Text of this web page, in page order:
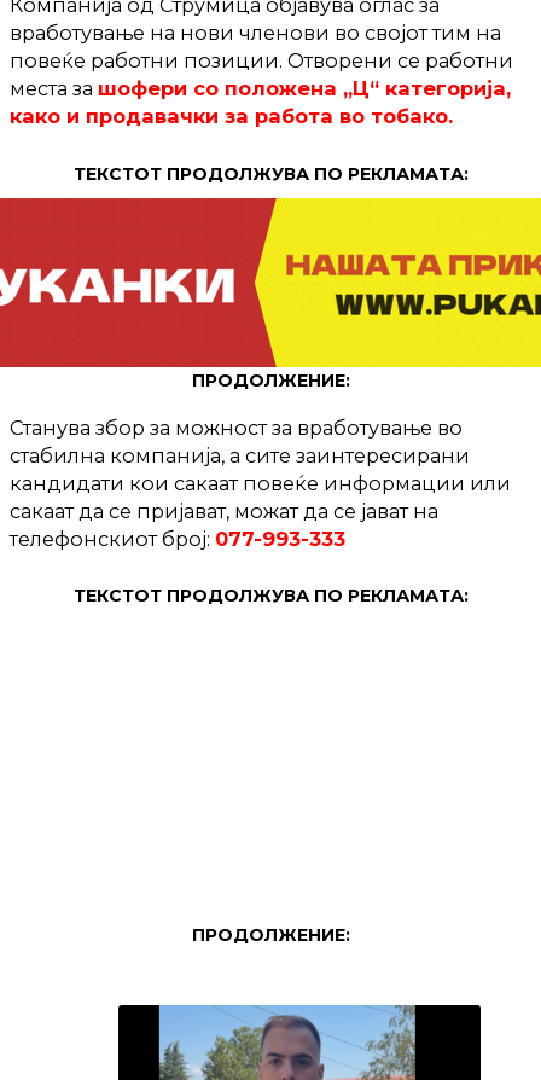
Компанија од Струмица објавува оглас за
вработување на нови членови во својот тим на
повеќе работни позиции. Отворени се работни
места за шофери со положена „Ц“ категорија,
како и продавачки за работа во тобако.
ТЕКСТОТ ПРОДОЛЖУВА ПО РЕКЛАМАТА:
ПРОДОЛЖЕНИЕ:
Станува збор за можност за вработување во
стабилна компанија, а сите заинтересирани
кандидати кои сакаат повеќе информации или
сакаат да се пријават, можат да се јават на
телефонскиот број: 077-993-333
ТЕКСТОТ ПРОДОЛЖУВА ПО РЕКЛАМАТА:
ПРОДОЛЖЕНИЕ: